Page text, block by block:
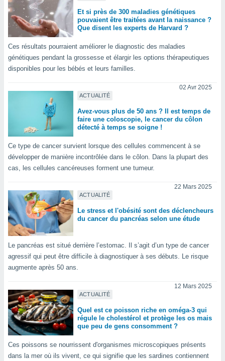
des
votre
ce site
Pour ce
à
Et si près de 300 maladies génétiques
pouvaient être traitées avant la naissance ?
Que disent les experts de Harvard ?
Ces résultats pourraient améliorer le diagnostic des maladies
génétiques pendant la grossesse et élargir les options thérapeutiques
disponibles pour les bébés et leurs familles.
ACTUALITÉ
02 Avr 2025
Avez-vous plus de 50 ans ? Il est temps de
faire une coloscopie, le cancer du côlon
détecté à temps se soigne !
Ce type de cancer survient lorsque des cellules commencent à se
développer de manière incontrôlée dans le côlon. Dans la plupart des
cas, les cellules cancéreuses forment une tumeur.
ACTUALITÉ
22 Mars 2025
Le stress et l'obésité sont des déclencheurs
du cancer du pancréas selon une étude
Le pancréas est situé derrière l’estomac. Il s’agit d’un type de cancer
agressif qui peut être difficile à diagnostiquer à ses débuts. Le risque
augmente après 50 ans.
ACTUALITÉ
12 Mars 2025
Quel est ce poisson riche en oméga-3 qui
régule le cholestérol et protège les os mais
que peu de gens consomment ?
Ces poissons se nourrissent d'organismes microscopiques présents
dans la mer où ils vivent, ce qui signifie que les sardines contiennent